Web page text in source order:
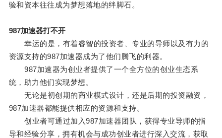
验和资本往往成为梦想落地的绊脚石。
987加速器打不开
幸运的是，有着睿智的投资者、专业的导师以及有力的
资源支持的987加速器成为了他们腾飞的利器。
987加速器为创业者提供了一个全方位的创业生态系
统，助力他们实现梦想。
无论是初创期的商业模式设计，还是后期的投资融资，
987加速器都能提供相应的资源和支持。
创业者可通过加入987加速器团队，获得专业导师的指
导和经验分享，拥有机会与成功创业者进行深入交流，获取